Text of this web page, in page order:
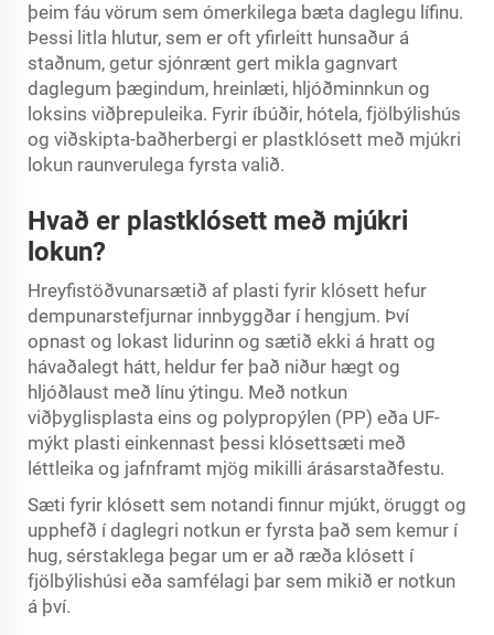
þeim fáu vörum sem ómerkilega bæta daglegu lífinu.
Þessi litla hlutur, sem er oft yfirleitt hunsaður á
staðnum, getur sjónrænt gert mikla gagnvart
daglegum þægindum, hreinlæti, hljóðminnkun og
loksins viðþrepuleika. Fyrir íbúðir, hótela, fjölbýlishús
og viðskipta-baðherbergi er plastklósett með mjúkri
lokun raunverulega fyrsta valið.
Hvað er plastklósett með mjúkri
lokun?
Hreyfistöðvunarsætið af plasti fyrir klósett hefur
dempunarstefjurnar innbyggðar í hengjum. Því
opnast og lokast lidurinn og sætið ekki á hratt og
hávaðalegt hátt, heldur fer það niður hægt og
hljóðlaust með línu ýtingu. Með notkun
viðþyglisplasta eins og polypropýlen (PP) eða UF-
mýkt plasti einkennast þessi klósettsæti með
léttleika og jafnframt mjög mikilli árásarstaðfestu.
Sæti fyrir klósett sem notandi finnur mjúkt, öruggt og
upphefð í daglegri notkun er fyrsta það sem kemur í
hug, sérstaklega þegar um er að ræða klósett í
fjölbýlishúsi eða samfélagi þar sem mikið er notkun
á því.